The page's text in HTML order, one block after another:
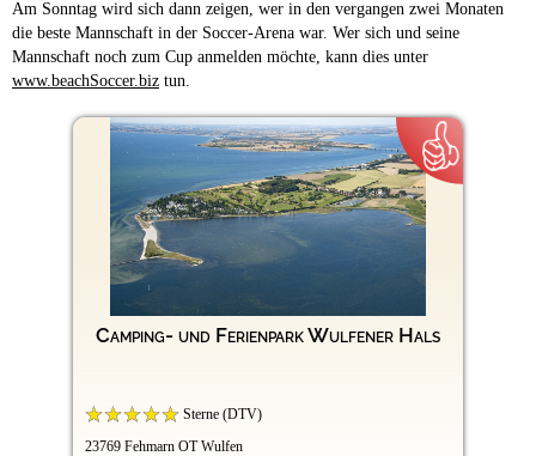
Am Sonntag wird sich dann zeigen, wer in den vergangen zwei Monaten
die beste Mannschaft in der Soccer-Arena war. Wer sich und seine
Mannschaft noch zum Cup anmelden möchte, kann dies unter
www.beachSoccer.biz tun.
Camping- und Ferienpark Wulfener Hals
Sterne (DTV)
23769 Fehmarn OT Wulfen